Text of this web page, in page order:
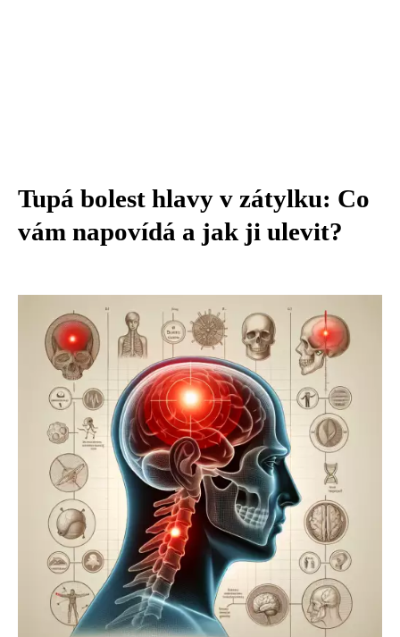
Tupá bolest hlavy v zátylku: Co
vám napovídá a jak ji ulevit?